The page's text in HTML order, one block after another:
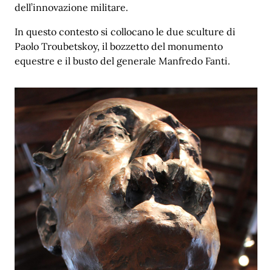
dell’innovazione militare.
In questo contesto si collocano le due sculture di
Paolo Troubetskoy, il bozzetto del monumento
equestre e il busto del generale Manfredo Fanti.